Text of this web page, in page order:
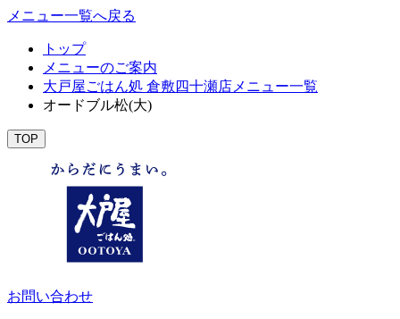
メニュー一覧へ戻る
トップ
メニューのご案内
大戸屋ごはん処 倉敷四十瀬店メニュー一覧
オードブル松(大)
TOP
お問い合わせ